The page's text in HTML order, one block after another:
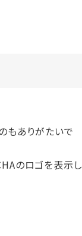
もありがたいで
のロゴを表示し